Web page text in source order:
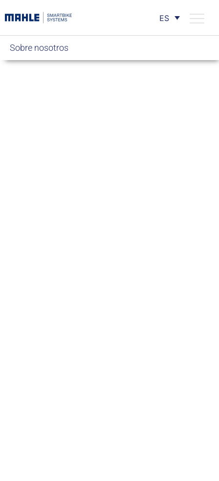
ES
Sobre nosotros